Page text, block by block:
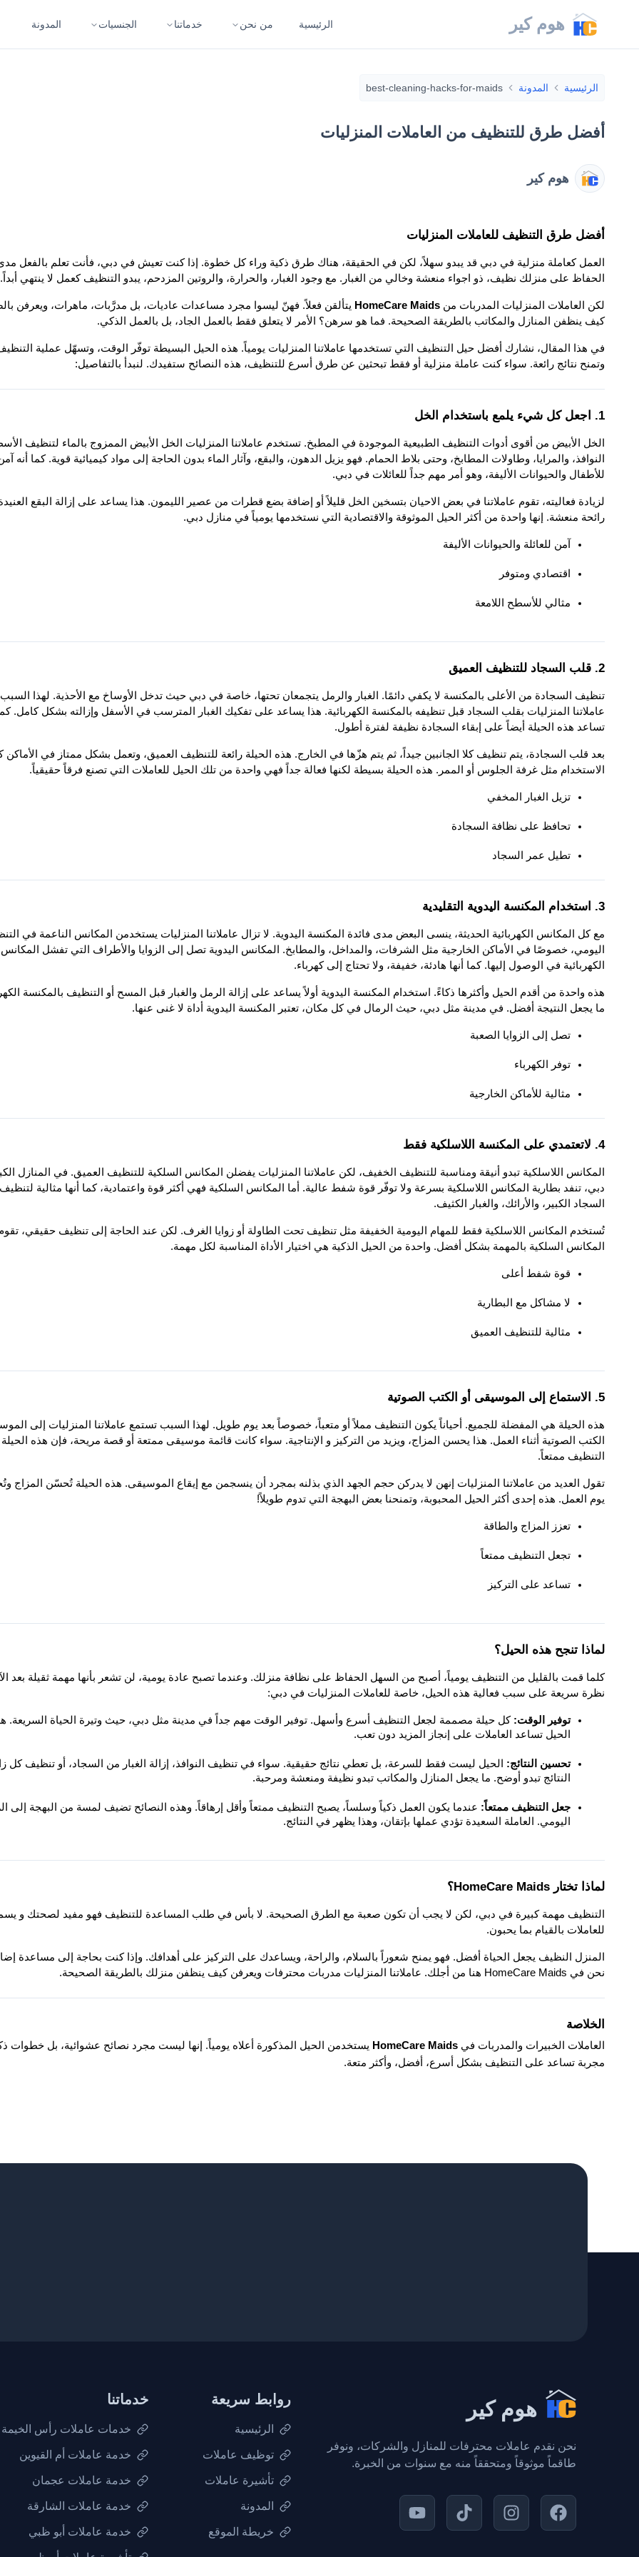
هوم كير الرئيسية من نحن خدماتنا الجنسيات المدونة
الرئيسية المدونة best-cleaning-hacks-for-maids
أفضل طرق للتنظيف من العاملات المنزليات
هوم كير
أفضل طرق التنظيف للعاملات المنزليات
الحفاظ على منزلك نظيف، ذو اجواء منعشة وخالي من الغبار. مع وجود الغبار، والحرارة، والروتين المزدحم، يبدو التنظيف كعمل لا ينتهي أبداً.
لكن العاملات المنزليات المدربات من HomeCare Maids
كيف ينظفن المنازل والمكاتب بالطريقة الصحيحة. فما هو سرهن؟ الأمر لا يتعلق فقط بالعمل الجاد، بل بالعمل الذكي.
وتمنح نتائج رائعة. سواء كنت عاملة منزلية أو فقط تبحثين عن طرق أسرع للتنظيف، هذه النصائح ستفيدك. لنبدأ بالتفاصيل:
1. اجعل كل شيء يلمع باستخدام الخل
للأطفال والحيوانات الأليفة، وهو أمر مهم جداً للعائلات في دبي.
رائحة منعشة. إنها واحدة من أكثر الحيل الموثوقة والاقتصادية التي نستخدمها يومياً في منازل دبي.
آمن للعائلة والحيوانات الأليفة
اقتصادي ومتوفر
مثالي للأسطح اللامعة
2. قلب السجاد للتنظيف العميق
تساعد هذه الحيلة أيضاً على إبقاء السجادة نظيفة لفترة أطول.
الاستخدام مثل غرفة الجلوس أو الممر. هذه الحيلة بسيطة لكنها فعالة جداً فهي واحدة من تلك الحيل للعاملات التي تصنع فرقاً حقيقياً.
تزيل الغبار المخفي
تحافظ على نظافة السجادة
تطيل عمر السجاد
3. استخدام المكنسة اليدوية التقليدية
الكهربائية في الوصول إليها. كما أنها هادئة، خفيفة، ولا تحتاج إلى كهرباء.
ما يجعل النتيجة أفضل. في مدينة مثل دبي، حيث الرمال في كل مكان، تعتبر المكنسة اليدوية أداة لا غنى عنها.
تصل إلى الزوايا الصعبة
توفر الكهرباء
مثالية للأماكن الخارجية
4. لاتعتمدي على المكنسة اللاسلكية فقط
السجاد الكبير، والأرائك، والغبار الكثيف.
المكانس السلكية بالمهمة بشكل أفضل. واحدة من الحيل الذكية هي اختيار الأداة المناسبة لكل مهمة.
قوة شفط أعلى
لا مشاكل مع البطارية
مثالية للتنظيف العميق
5. الاستماع إلى الموسيقى أو الكتب الصوتية
التنظيف ممتعاً.
يوم العمل. هذه إحدى أكثر الحيل المحبوبة، وتمنحنا بعض البهجة التي تدوم طويلاً!
تعزز المزاج والطاقة
تجعل التنظيف ممتعاً
تساعد على التركيز
لماذا تنجح هذه الحيل؟
نظرة سريعة على سبب فعالية هذه الحيل، خاصة للعاملات المنزليات في دبي:
توفير الوقت:
الحيل تساعد العاملات على إنجاز المزيد دون تعب.
تحسين النتائج:
النتائج تبدو أوضح. ما يجعل المنازل والمكاتب تبدو نظيفة ومنعشة ومرحبة.
جعل التنظيف ممتعاً:
اليومي. العاملة السعيدة تؤدي عملها بإتقان، وهذا يظهر في النتائج.
لماذا تختار HomeCare Maids؟
للعاملات بالقيام بما يحبون.
نحن في HomeCare Maids هنا من أجلك. عاملاتنا المنزليات مدربات محترفات ويعرفن كيف ينظفن منزلك بالطريقة الصحيحة.
الخلاصة
العاملات الخبيرات والمدربات في HomeCare Maids
مجربة تساعد على التنظيف بشكل أسرع، أفضل، وأكثر متعة.
هوم كير
نحن نقدم عاملات محترفات للمنازل والشركات، ونوفر
طاقماً موثوقاً ومتحققاً منه مع سنوات من الخبرة.
روابط سريعة
الرئيسية
توظيف عاملات
تأشيرة عاملات
المدونة
خريطة الموقع
خدماتنا
خدمات عاملات رأس الخيمة
خدمة عاملات أم القيوين
خدمة عاملات عجمان
خدمة عاملات الشارقة
خدمة عاملات أبو ظبي